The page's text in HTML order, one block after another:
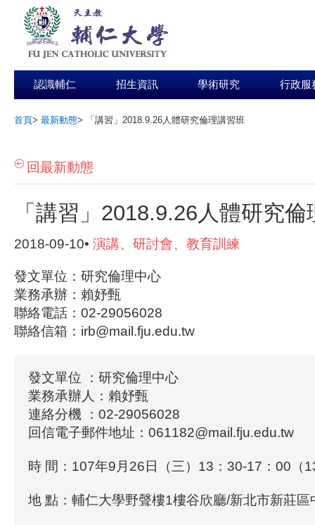
認識輔仁 招生資訊 學術研究 行政服
首頁> 最新動態> 「講習」2018.9.26人體研究倫理講習班
回最新動態
「講習」2018.9.26人體研究
2018-09-10• 演講、研討會、教育訓練
發文單位：研究倫理中心
業務承辦：賴妤甄
聯絡電話：02-29056028
聯絡信箱：irb@mail.fju.edu.tw
發文單位 ：研究倫理中心
業務承辦人：賴妤甄
連絡分機 ：02-29056028
回信電子郵件地址：061182@mail.fju.edu.tw
時 間：107年9月26日（三）13：30-17：00（
地 點：輔仁大學野聲樓1樓谷欣廳/新北市新莊區